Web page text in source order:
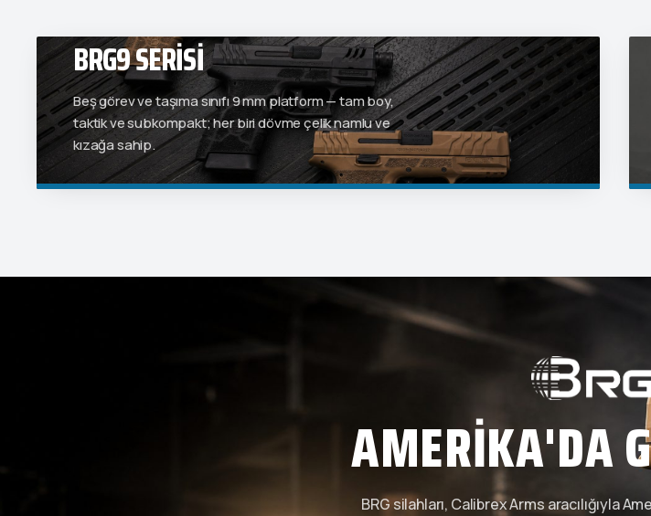
BRG9 SERISI
Beş görev ve taşıma sınıfı 9 mm platform — tam boy,
taktik ve subkompakt; her biri dövme çelik namlu ve
kızağa sahip.
AMERIKA'DA
BRG silahları, Calibrex Arms aracılığıyla